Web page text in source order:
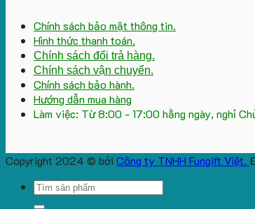
Chính sách bảo mật thông tin.
Hình thức thanh toán.
Chính sách đổi trả hàng.
Chính sách vận chuyển.
Chính sách bảo hành.
Hướng dẫn mua hàng
Làm việc: Từ 8:00 - 17:00 hằng ngày, nghỉ
Copyright 2024 © bởi Công ty TNHH Fungift Việt.
Search